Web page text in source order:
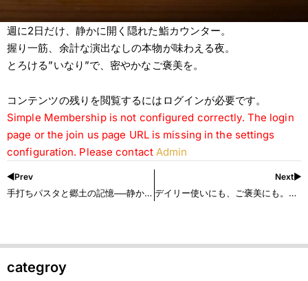
週に2日だけ、静かに開く隠れた鮨カウンター。
握り一筋、余計な演出なしの本物が味わえる夜。
とろける”いなり”で、密やかなご褒美を。
コンテンツの残りを閲覧するにはログインが必要です。
Simple Membership is not configured correctly. The login
page or the join us page URL is missing in the settings
configuration. Please contactAdmin
◀︎Prev
手打ちパスタと郷土の記憶──静かに味わう、イタリア旅の一皿
Next▶︎
デイリー使いにも、ご褒美にも。おすすめ点心5選
categroy